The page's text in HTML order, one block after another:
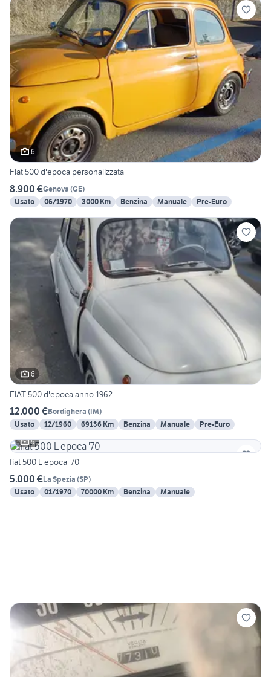
6
Fiat 500 d'epoca personalizzata
8.900 €Genova (GE)
Usato
06/1970 3000 Km Benzina Manuale Pre-Euro
6
FIAT 500 d'epoca anno 1962
12.000 €Bordighera (IM)
Usato
12/1960 69136 Km Benzina Manuale
Pre-Euro
5
fiat 500 L epoca '70
5.000 €La Spezia (SP)
Usato
01/1970 70000 Km Benzina Manuale